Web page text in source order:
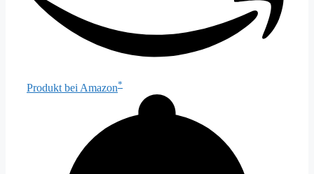
Produkt bei Amazon*